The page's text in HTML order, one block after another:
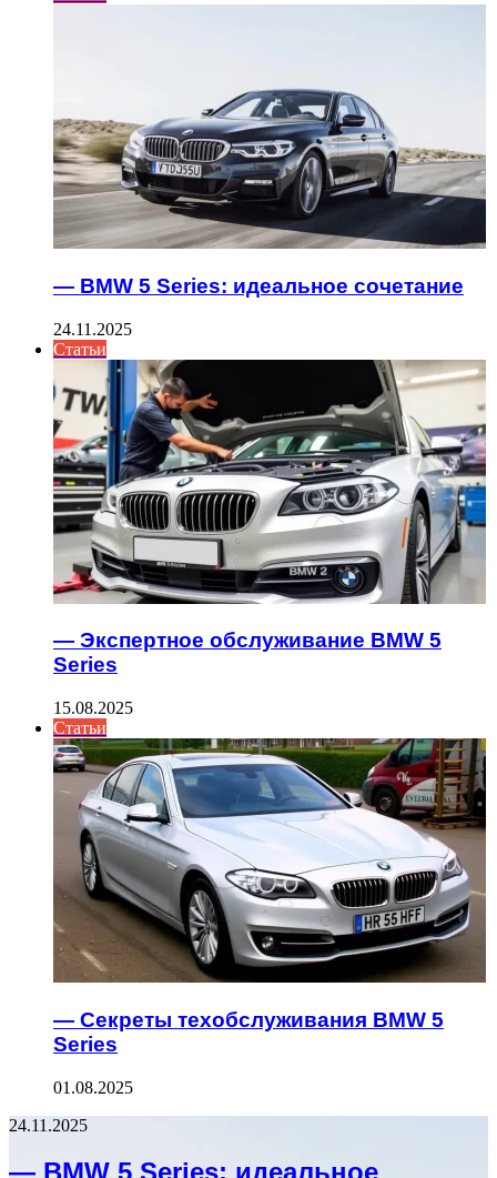
— BMW 5 Series: идеальное сочетание
24.11.2025
Статьи
— Экспертное обслуживание BMW 5
Series
15.08.2025
Статьи
— Секреты техобслуживания BMW 5
Series
01.08.2025
24.11.2025